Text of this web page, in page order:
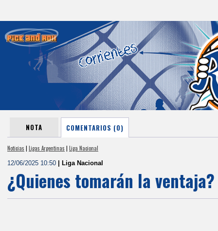
NOTA COMENTARIOS (0)
Noticias | Ligas Argentinas | Liga Nacional
12/06/2025 10:50 | Liga Nacional
¿Quienes tomarán la ventaja?